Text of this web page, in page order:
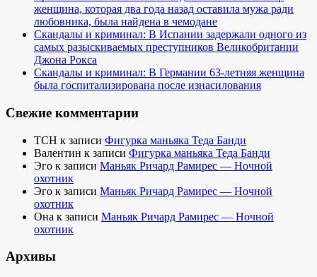
женщина, которая два года назад оставила мужа ради
любовника, была найдена в чемодане
Скандалы и криминал: В Испании задержали одного из
самых разыскиваемых преступников Великобритании
Джона Рокса
Скандалы и криминал: В Германии 63-летняя женщина
была госпитализирована после изнасилования
Свежие комментарии
TCH к записи Фигурка маньяка Теда Банди
Валентин к записи Фигурка маньяка Теда Банди
Эго к записи Маньяк Ричард Рамирес — Ночной
охотник
Эго к записи Маньяк Ричард Рамирес — Ночной
охотник
Она к записи Маньяк Ричард Рамирес — Ночной
охотник
Архивы